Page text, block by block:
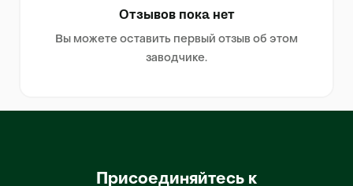
Отзывов пока нет
Вы можете оставить первый отзыв об этом
заводчике.
Присоединяйтесь к